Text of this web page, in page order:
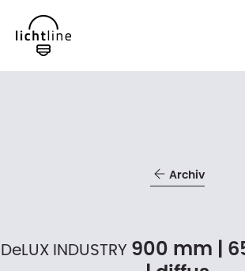
Archiv
DeLUX INDUSTRY 900 mm |